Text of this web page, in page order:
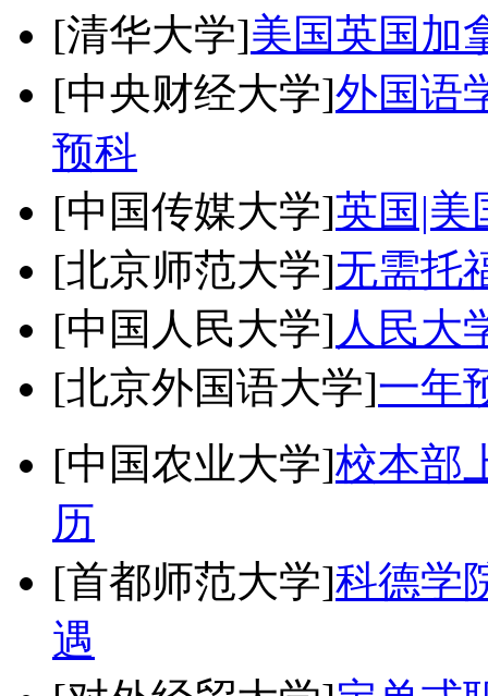
[清华大学]美国英国加
[中央财经大学]外国语
预科
[中国传媒大学]英国|美
[北京师范大学]无需托
[中国人民大学] 人民大
[北京外国语大学]一年
[中国农业大学]校本部
历
[首都师范大学]科德学
遇